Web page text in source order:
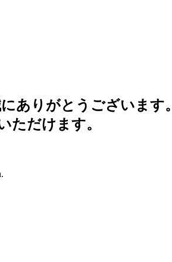
ありがとうございます。
ただけます。